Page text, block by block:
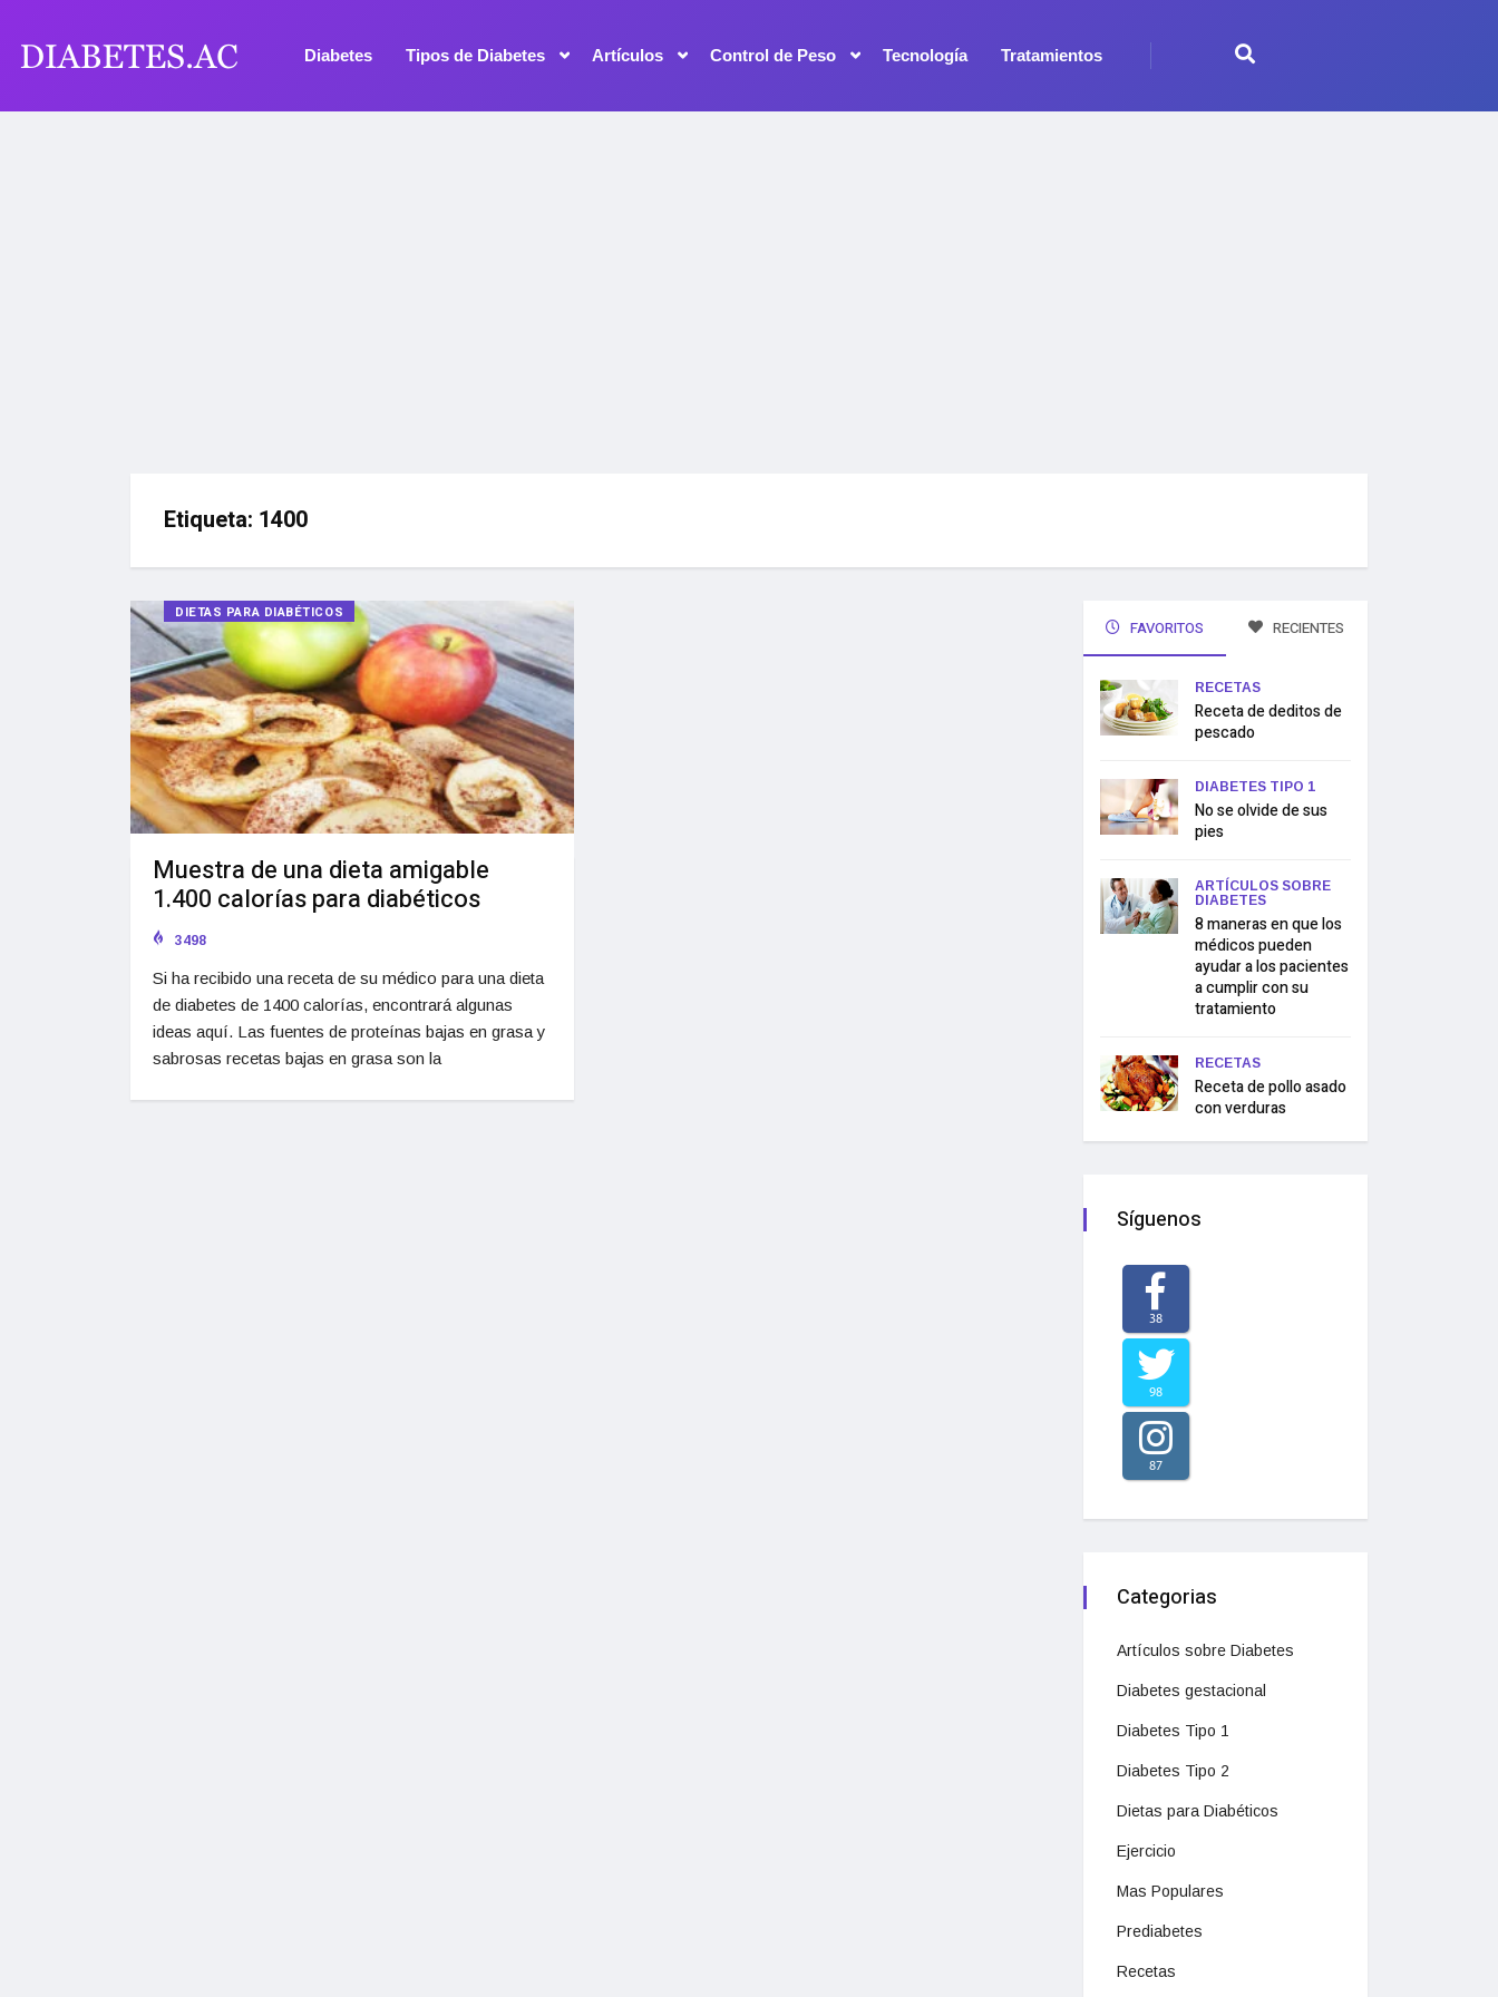
Diabetes Tipos de Diabetes Artículos Control de Peso Tecnología Tratamientos
Etiqueta: 1400
DIETAS PARA DIABÉTICOS
Muestra de una dieta amigable
1.400 calorías para diabéticos
3498
Si ha recibido una receta de su médico para una dieta
de diabetes de 1400 calorías, encontrará algunas
ideas aquí. Las fuentes de proteínas bajas en grasa y
sabrosas recetas bajas en grasa son la
FAVORITOS RECIENTES
RECETAS
Receta de deditos de
pescado
DIABETES TIPO 1
No se olvide de sus
pies
ARTÍCULOS SOBRE
DIABETES
8 maneras en que los
médicos pueden
ayudar a los pacientes
a cumplir con su
tratamiento
RECETAS
Receta de pollo asado
con verduras
Síguenos
38
98
87
Categorias
Artículos sobre Diabetes
Diabetes gestacional
Diabetes Tipo 1
Diabetes Tipo 2
Dietas para Diabéticos
Ejercicio
Mas Populares
Prediabetes
Recetas